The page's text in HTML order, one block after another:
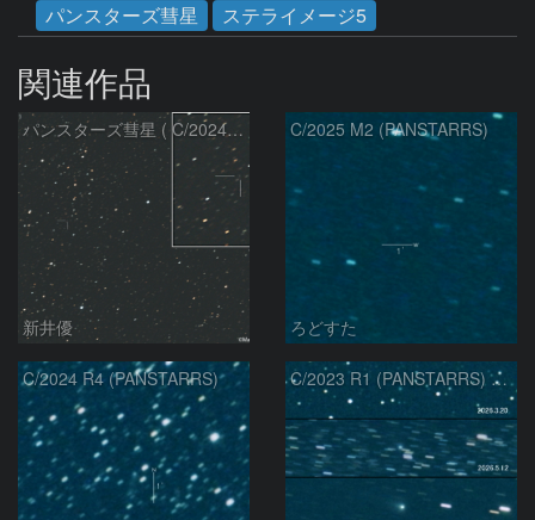
パンスターズ彗星
ステライメージ5
関連作品
パンスターズ彗星 ( C/2024R4 )：2026/07/27
新井優
C/2025 M2 (PANSTARRS)
ろどすた
C/2024 R4 (PANSTARRS) C/2023 R1 (PANSTARRS) の変化